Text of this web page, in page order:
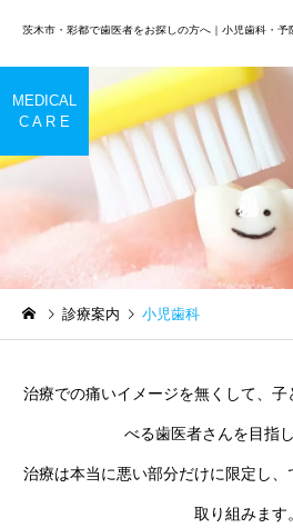
茨木市・彩都で歯医者をお探しの方へ｜小児歯科・
虫歯治療
矯正歯科
夏休みは小学生・中学生の
診をチェック
MEDICAL
C A R E
診療案内 小児歯科
治療での痛いイメージを無くして、
べる歯医者さんを目指
治療は本当に悪い部分だけに限定し
取り組みます。